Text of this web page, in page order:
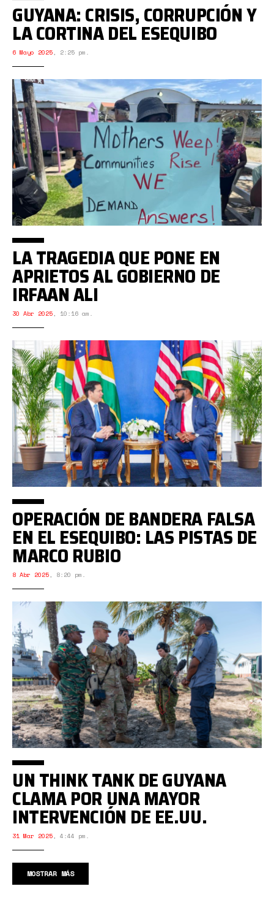
GUYANA: CRISIS, CORRUPCIÓN Y
LA CORTINA DEL ESEQUIBO
6 Mayo 2025, 2:25 pm.
LA TRAGEDIA QUE PONE EN
APRIETOS AL GOBIERNO DE
IRFAAN ALI
30 Abr 2025, 10:16 am.
OPERACIÓN DE BANDERA FALSA
EN EL ESEQUIBO: LAS PISTAS DE
MARCO RUBIO
8 Abr 2025, 8:20 pm.
UN THINK TANK DE GUYANA
CLAMA POR UNA MAYOR
INTERVENCIÓN DE EE.UU.
31 Mar 2025, 4:44 pm.
MOSTRAR MÁS